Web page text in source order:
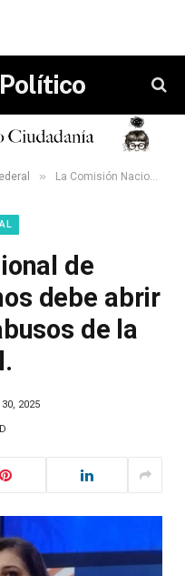
» La Comisión Nacional de Derechos Humanos debe abrir expedientes de abusos de la Guardia Nacional.
de
debe abrir
de la
30, 2025